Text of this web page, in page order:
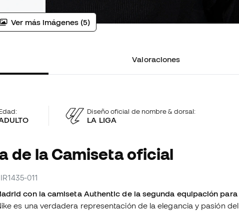
Ver más imágenes (5)
Valoraciones
Diseño oficial de nombre & dorsal:
LA LIGA
de la Camiseta oficial
011
con la camiseta Authentic de la segunda equipación para
es una verdadera representación de la elegancia y pasión del